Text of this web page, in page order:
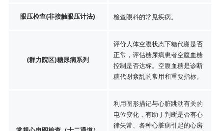
眼压检查(非接触眼压计法) 检查眼科的常见疾病。
(群力院区)糖尿病系列
评价人体空腹状态下糖代谢是否
正常，评估糖尿病患者空腹血糖
控制是否达标。空腹血糖是诊断
糖代谢紊乱的常用和重要指标。
利用图形描记与心脏跳动有关的
电位变化，有助于判断是否有心
律失常、各种心脏病引起的心房